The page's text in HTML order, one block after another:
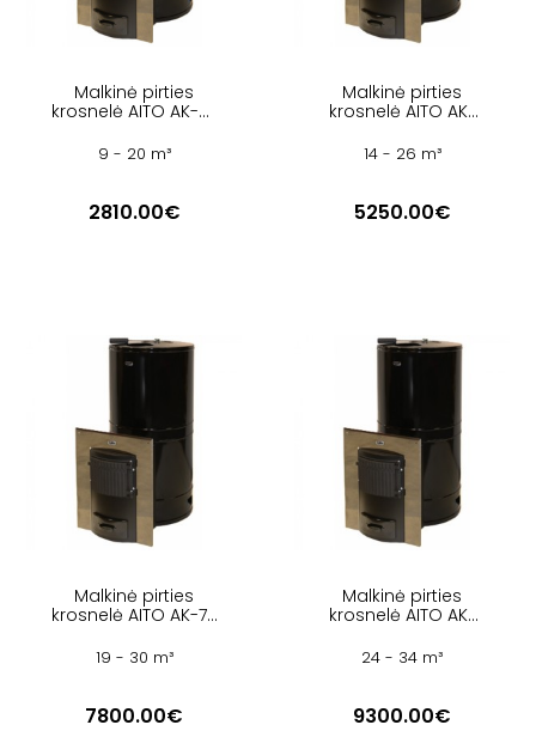
Malkinė pirties
krosnelė AITO AK-57
9 - 20 m³
2810.00€
Malkinė pirties
krosnelė AITO AK-
14 - 26 m³
5250.00€
Malkinė pirties
krosnelė AITO AK-78
19 - 30 m³
7800.00€
Malkinė pirties
krosnelė AITO AK-
24 - 34 m³
9300.00€